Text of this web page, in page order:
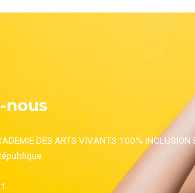
nous
DES ARTS VIVANTS 100% INCLUSION